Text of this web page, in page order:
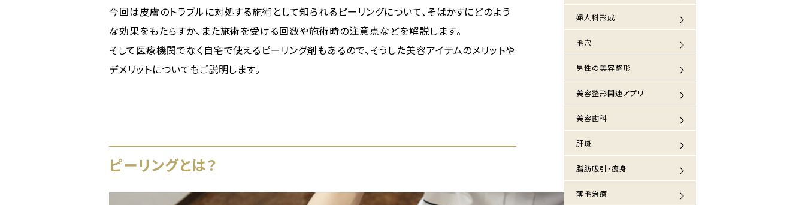
今回は皮膚のトラブルに対処する施術として知られるピーリングについて、そばかすにどのよう
な効果をもたらすか、また施術を受ける回数や施術時の注意点などを解説します。
そして医療機関でなく自宅で使えるピーリング剤もあるので、そうした美容アイテムのメリットや
デメリットについてもご説明します。
ピーリングとは？
婦人科形成
毛穴
男性の美容整形
美容整形関連アプリ
美容歯科
肝斑
脂肪吸引・痩身
薄毛治療